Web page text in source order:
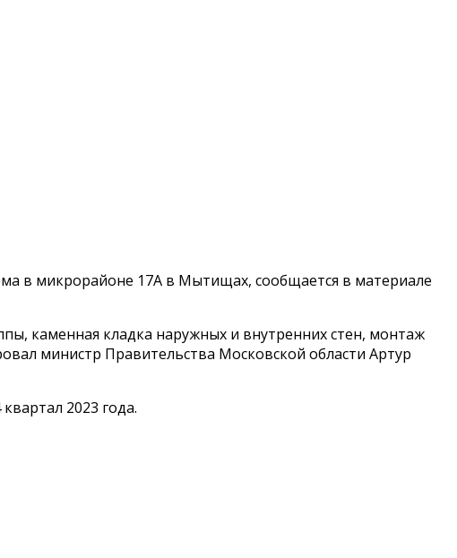
в микрорайоне 17А в Мытищах, сообщается в материале
каменная кладка наружных и внутренних стен, монтаж
министр Правительства Московской области Артур
2023 года.